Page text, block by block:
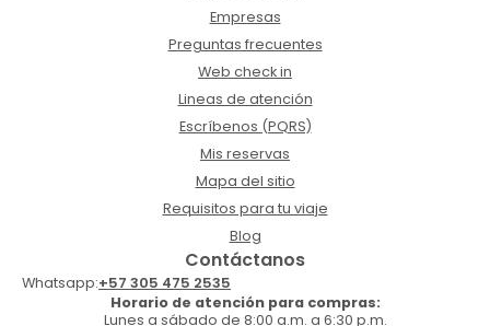
Empresas
Preguntas frecuentes
Web check in
Lineas de atención
Escríbenos (PQRS)
Mis reservas
Mapa del sitio
Requisitos para tu viaje
Blog
Contáctanos
Whatsapp:+57 305 475 2535
Horario de atención para compras:
Lunes a sábado de 8:00 a.m. a 6:30 p.m.